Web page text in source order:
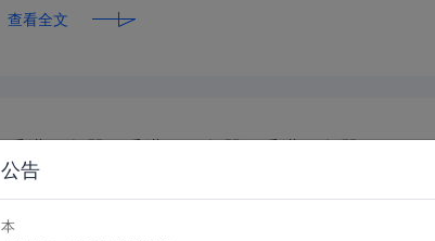
查看全文
公告
本